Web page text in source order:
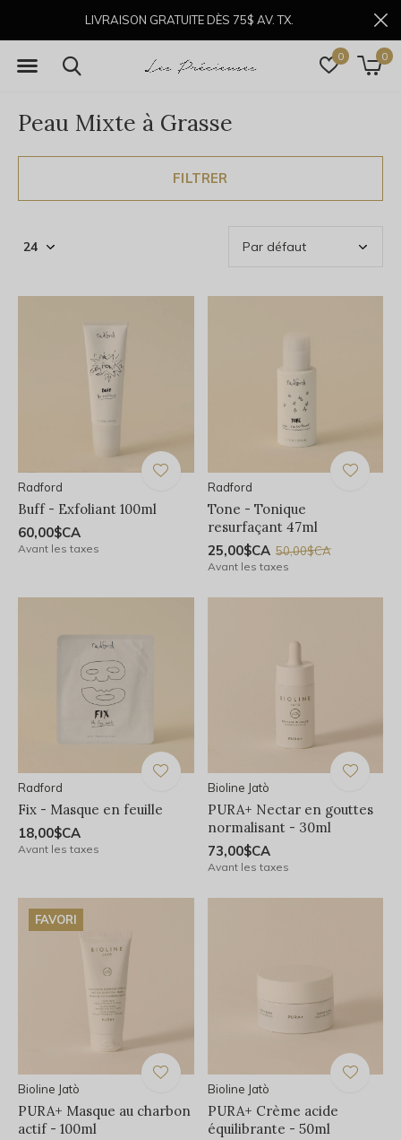
0 0
LIVRAISON GRATUITE DÈS 75$ AV. TX.
Peau Mixte à Grasse
FILTRER
Radford
Buff - Exfoliant 100ml
60,00$CA
Avant les taxes
Radford
Tone - Tonique
resurfaçant 47ml
25,00$CA 50,00$CA
Avant les taxes
Radford
Fix - Masque en feuille
18,00$CA
Avant les taxes
Bioline Jatò
PURA+ Nectar en gouttes
normalisant - 30ml
73,00$CA
Avant les taxes
FAVORI
Bioline Jatò
PURA+ Masque au charbon
actif - 100ml
Bioline Jatò
PURA+ Crème acide
équilibrante - 50ml